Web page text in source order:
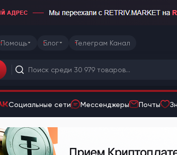
Помощь Блог Телеграм Канал
Социальные сети Мессенджеры Почты